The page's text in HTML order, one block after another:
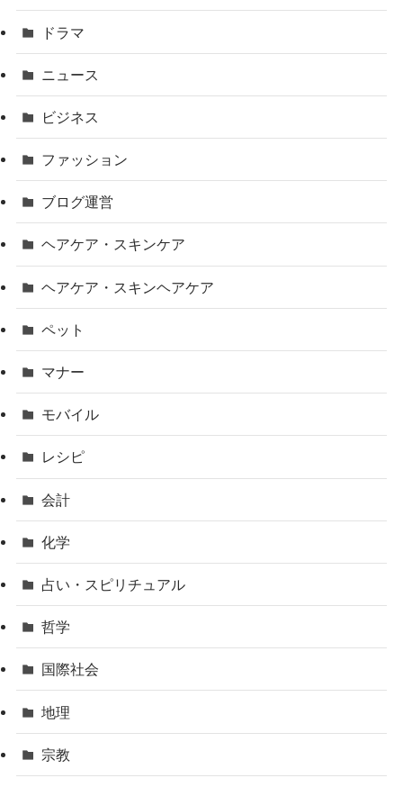
ドラマ
ニュース
ビジネス
ファッション
ブログ運営
ヘアケア・スキンケア
ヘアケア・スキンヘアケア
ペット
マナー
モバイル
レシピ
会計
化学
占い・スピリチュアル
哲学
国際社会
地理
宗教